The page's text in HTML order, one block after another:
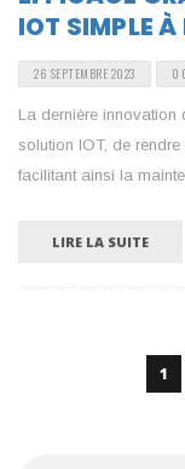
IOT SIMPLE
26 SEPTEMBRE 2023 0
La dernière innovation
solution IOT, de
facilitant ainsi la
LIRE LA SUITE
1